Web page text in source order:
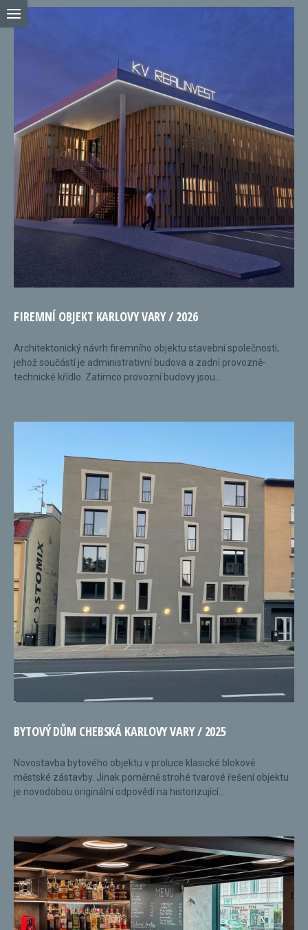
FIREMNÍ OBJEKT KARLOVY VARY / 2026
Architektonický návrh firemního objektu stavební společnosti,
jehož součástí je administrativní budova a zadní provozně-
technické křídlo. Zatímco provozní budovy jsou...
BYTOVÝ DŮM CHEBSKÁ KARLOVY VARY / 2025
Novostavba bytového objektu v proluce klasické blokové
městské zástavby. Jinak poměrně strohé tvarové řešení objektu
je novodobou originální odpovědí na historizující...